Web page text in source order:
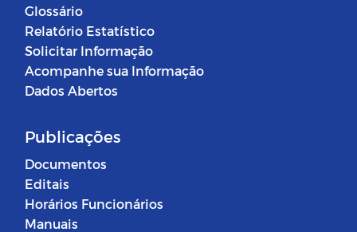
Glossário
Relatório Estatístico
Solicitar Informação
Acompanhe sua Informação
Dados Abertos
Publicações
Documentos
Editais
Horários Funcionários
Manuais